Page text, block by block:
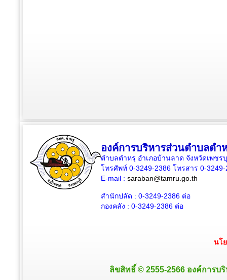
องค์การบริหารส่วนตำบลตำ
ตำบลตำหรุ อำเภอบ้านลาด จังหวัดเพชร
โทรศัพท์ 0-3249-2386 โทรสาร 0-3249-
E-mail : saraban@tamru.go.th
สำนักปลัด : 0-3249-2386 ต่อ
กองคลัง : 0-3249-2386 ต่อ
นโ
ลิขสิทธิ์ © 2555-2566 องค์การบ